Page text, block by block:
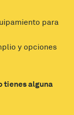
para
y opciones
tienes alguna